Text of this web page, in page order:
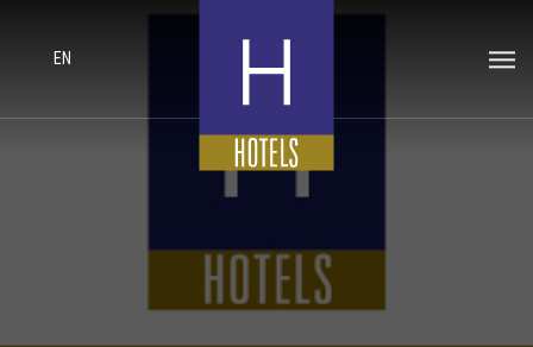
EN